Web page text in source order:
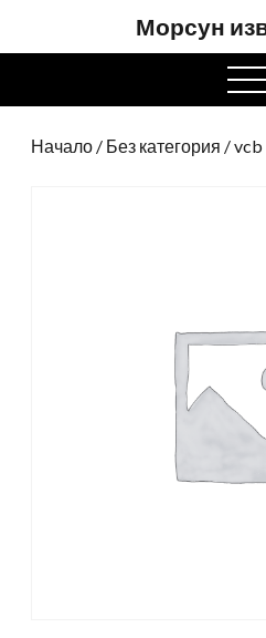
Морсун
Начало / Без категория / vcb